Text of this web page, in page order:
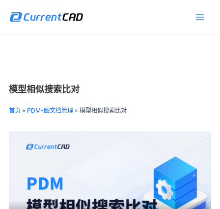
模型相似搜索比对
首页» PDM-图文档管理» 模型相似搜索比对